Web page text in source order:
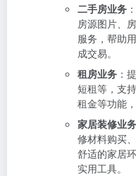
二手房业务
房源图片、
服务，帮助
成交易。
租房业务 ：
短租等，支
租金等功能
家居装修业务
修材料购买
舒适的家居
实用工具。